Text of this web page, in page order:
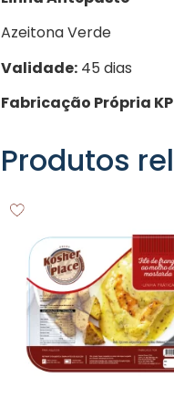
Azeitona Verde
Validade: 45 dias
Fabricação Própria KP
Produtos